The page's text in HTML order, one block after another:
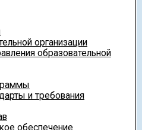
организации
образовательной
и требования
обеспечение